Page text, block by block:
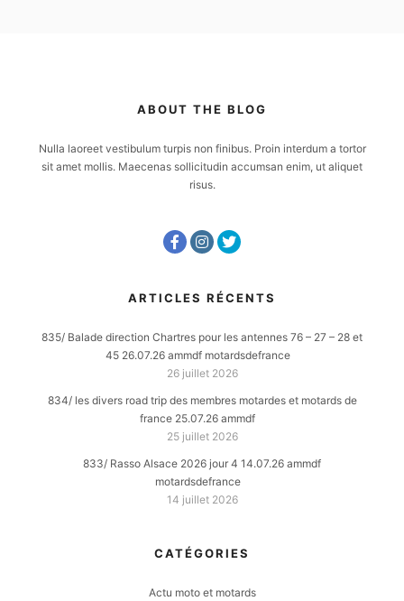
ABOUT THE BLOG
Nulla laoreet vestibulum turpis non finibus. Proin interdum a tortor
sit amet mollis. Maecenas sollicitudin accumsan enim, ut aliquet
risus.
ARTICLES RÉCENTS
835/ Balade direction Chartres pour les antennes 76 – 27 – 28 et
45 26.07.26 ammdf motardsdefrance
26 juillet 2026
834/ les divers road trip des membres motardes et motards de
france 25.07.26 ammdf
25 juillet 2026
833/ Rasso Alsace 2026 jour 4 14.07.26 ammdf
motardsdefrance
14 juillet 2026
CATÉGORIES
Actu moto et motards